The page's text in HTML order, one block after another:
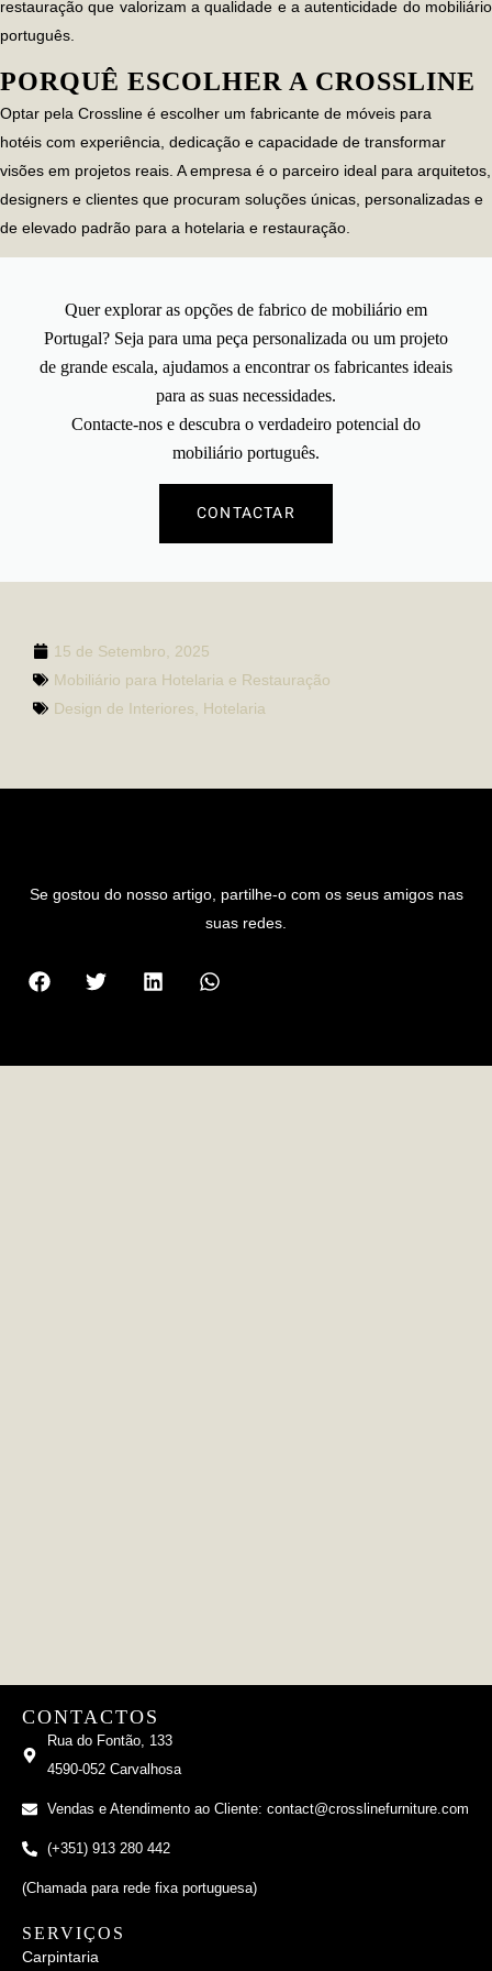
restauração que valorizam a qualidade e a autenticidade do mobiliário
português.
PORQUÊ ESCOLHER A CROSSLINE
Optar pela Crossline é escolher um fabricante de móveis para
hotéis com experiência, dedicação e capacidade de transformar
visões em projetos reais. A empresa é o parceiro ideal para arquitetos,
designers e clientes que procuram soluções únicas, personalizadas e
de elevado padrão para a hotelaria e restauração.
Quer explorar as opções de fabrico de mobiliário em
Portugal? Seja para uma peça personalizada ou um projeto
de grande escala, ajudamos a encontrar os fabricantes ideais
para as suas necessidades.
Contacte-nos e descubra o verdadeiro potencial do
mobiliário português.
CONTACTAR
15 de Setembro, 2025
Mobiliário para Hotelaria e Restauração
Design de Interiores, Hotelaria
Se gostou do nosso artigo, partilhe-o com os seus amigos nas
suas redes.
CONTACTOS
Rua do Fontão, 133
4590-052 Carvalhosa
Vendas e Atendimento ao Cliente: contact@crosslinefurniture.com
(+351) 913 280 442
(Chamada para rede fixa portuguesa)
SERVIÇOS
Carpintaria